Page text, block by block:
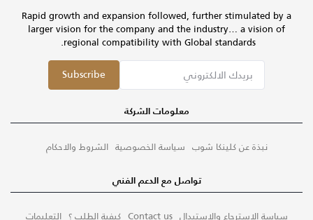
Rapid growth and expansion followed, further stimulated by a
larger vision for the company and the industry… a vision of
regional compatibility with Global standards.
Subscribe
معلومات الشركة
نبذة عن كلينكا شوب سياسة الخصوصية الشروط والاحكام
تواصل مع الدعم الفني
سياسة الاسترجاع والاستبدال Contact us كيفية الطلب ؟ التعليمات